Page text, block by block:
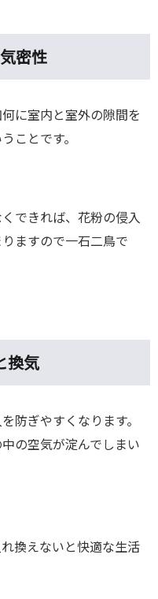
密性
に室内と室外の隙間を
ことです。
できれば、花粉の侵入
ますので一石二鳥で
換気
防ぎやすくなります。
の空気が淀んでしまい
換えないと快適な生活